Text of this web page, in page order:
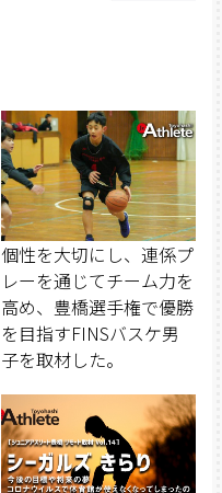
個性を大切にし、連係プ
レーを通じてチーム力を
高め、豊橋選手権で優勝
を目指すFINSバスケ男
子を取材した。